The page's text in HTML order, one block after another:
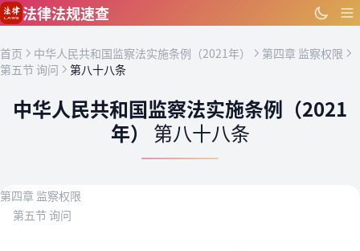
跳到主要内容
法律法规速查
首页 中华人民共和国监察法实施条例（2021年）
第四章 监察权限
第五节 询问
第八十八条
中华人民共和国监察法实施条例（2021
年） 第八十八条
第四章 监察权限
第五节 询问